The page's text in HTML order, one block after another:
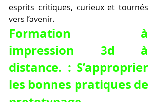
esprits critiques, curieux et tournés
vers l’avenir.
Formation à
impression 3d à
distance. : S’approprier
les bonnes pratiques de